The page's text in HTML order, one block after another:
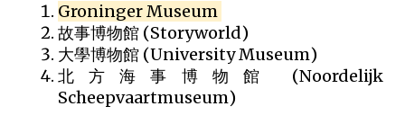
Groninger Museum
故事博物館 (Storyworld)
大學博物館 (University Museum)
北方海事博物館 (Noordelijk
Scheepvaartmuseum)